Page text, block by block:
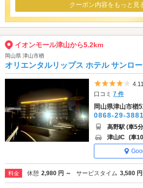
クーポン内容をもっと見
イオンモール津山から5.2km
岡山県 津山市楢
オリエンタルリップス ホテル サンロ
5
4.11
口コミ7 件
岡山県津山市楢
0868-29-3881
高野駅 (車5
津山IC (車
料金 休憩 2,980 円 ～ サービスタイム 3,580 円